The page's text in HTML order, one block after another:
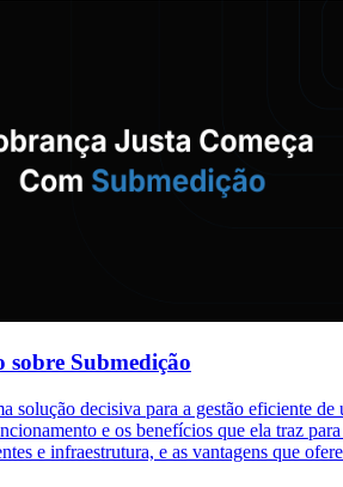
sobre Submedição
solução decisiva para a gestão eficiente
e os benefícios que ela traz
e infraestrutura, e as vantagens que